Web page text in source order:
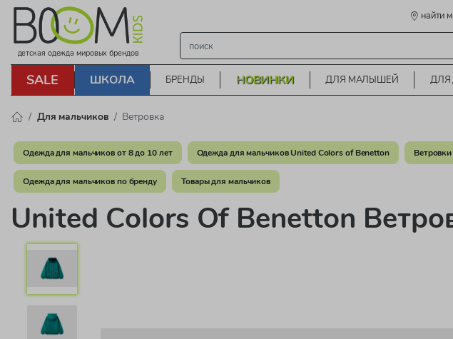
детская одежда мировых брендов
найти
SALE ШКОЛА БРЕНДЫ НОВИНКИ ДЛЯ МАЛЫШЕЙ ДЛЯ
Для мальчиков Ветровка
Одежда для мальчиков от 8 до 10 лет Одежда для мальчиков United Colors of Benetton
Одежда для мальчиков по бренду Товары для мальчиков
United Colors Of Benetton